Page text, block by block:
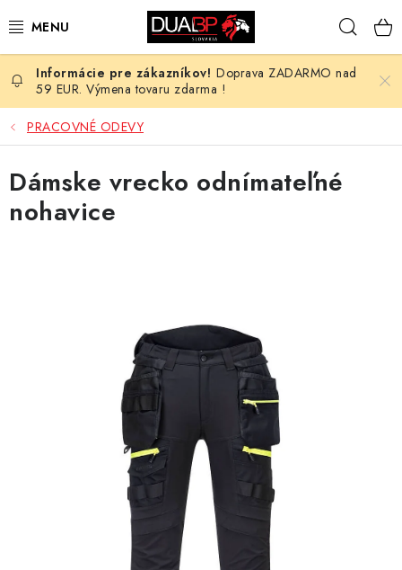
na
NOVÉ
PRACOVNÉ ODEVY
OBUV
HOTEL A SLUŽBY
Chránená dielňa
Pre firmy
Doprava, platba a zľavy
Potlač lôg
Formulár na výmenu tovaru
Kto sme
Reklamačný poriadok
Doprava ZADARMO nad
59 EUR. Výmena tovaru zdarma !
PRACOVNÉ ODEVY
Dámske vrecko odnímateľné
nohavice